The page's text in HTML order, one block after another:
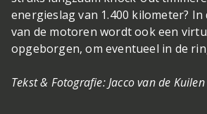
energieslag van 1.400 kilometer?
van de motoren wordt ook een
opgeborgen, om eventueel in de
Tekst & Fotografie: Jacco van de Kuilen